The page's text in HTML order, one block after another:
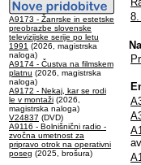
A9173 - Žanrske in estetske
preobrazbe slovenske
televizijske serije po letu
1991 (2026, magistrska
naloga)
A9174 - Čustva na filmskem
platnu (2026, magistrska
naloga)
A9172 - Nekaj, kar se rodi
le v montaži (2026,
magistrska naloga)
V24837 (DVD)
A9116 - Bolnišnični radio -
zvočna umetnost za
pripravo otrok na operativni
poseg (2025, brošura)